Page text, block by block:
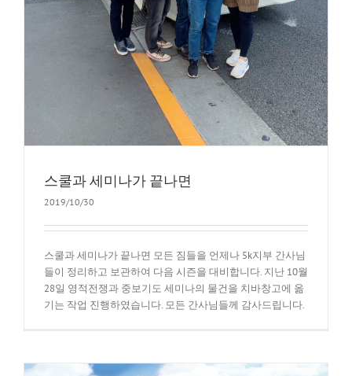
스쿨과 세미나가 끝나면
2019/10/30
스쿨과 세미나가 끝나면 모든 짐들을 언제나 5k지부 간사님
들이 정리하고 보관하여 다음 시즌을 대비합니다. 지난 10월
28일 영적전쟁과 중보기도 세미나의 물건을 치바창고에 옮
기는 작업 진행하였습니다. 모든 간사님들께 감사드립니다.